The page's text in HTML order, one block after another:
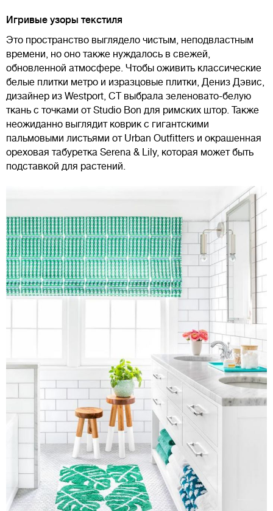
Игривые узоры текстиля
Это пространство выглядело чистым, неподвластным
времени, но оно также нуждалось в свежей,
обновленной атмосфере. Чтобы оживить классические
белые плитки метро и изразцовые плитки, Дениз Дэвис,
дизайнер из Westport, CT выбрала зеленовато-белую
ткань с точками от Studio Bon для римских штор. Также
неожиданно выглядит коврик с гигантскими
пальмовыми листьями от Urban Outfitters и окрашенная
ореховая табуретка Serena & Lily, которая может быть
подставкой для растений.